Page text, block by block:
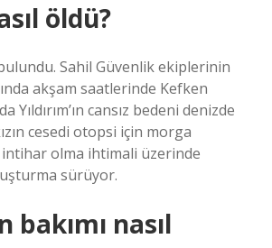
öldü?
Sahil Güvenlik ekiplerinin
akşam saatlerinde Kefken
Yıldırım’ın cansız bedeni denizde
cesedi otopsi için morga
intihar olma ihtimali üzerinde
sürüyor.
bakımı nasıl